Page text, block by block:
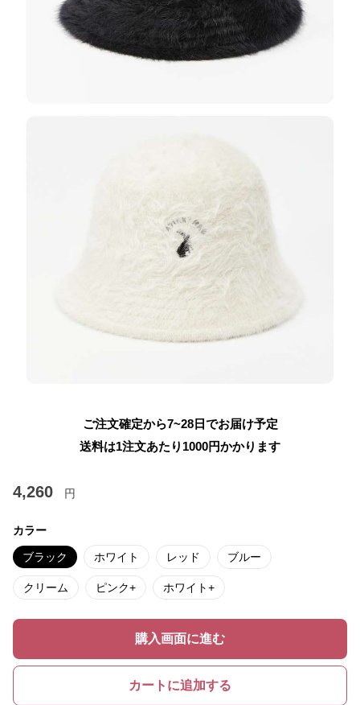
ご注文確定から7~28日でお届け予定
送料は1注文あたり 1000円かかります
4,260 円
カラー
ブラック ホワイト レッド ブルー
クリーム ピンク+ ホワイト+
購入画面に進む
カートに追加する